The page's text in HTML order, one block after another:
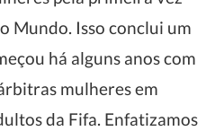
Mundo. Isso conclui um
há alguns anos com
mulheres em
da Fifa. Enfatizamos